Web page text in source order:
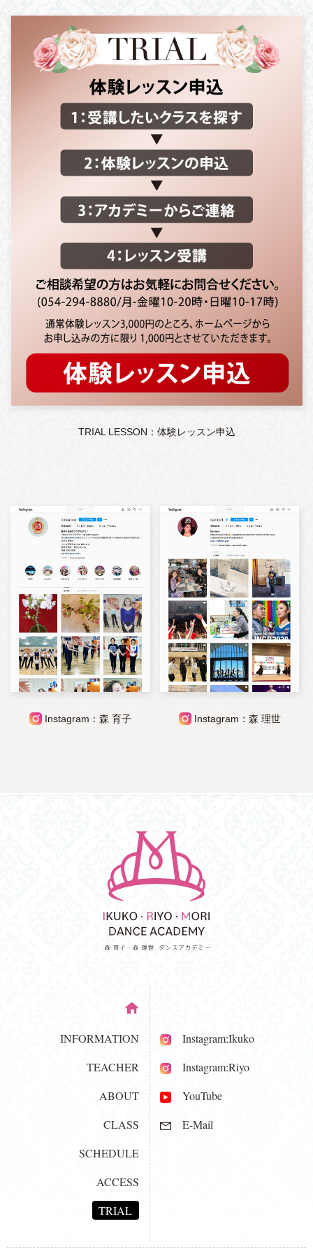
TRIAL LESSON：体験レッスン申込
Instagram：森 育子 Instagram：森 理世
INFORMATION
TEACHER
ABOUT
CLASS
SCHEDULE
ACCESS
TRIAL
Instagram:Ikuko
Instagram:Riyo
YouTube
E-Mail